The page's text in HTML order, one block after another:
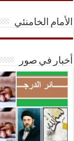
الأمام الخامنئي
أخبار في صور